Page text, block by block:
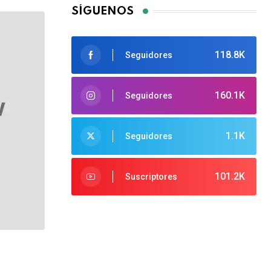
SÍGUENOS
118.8K
Seguidores
160.1K
Seguidores
1.1K
Seguidores
101.2K
Suscriptores